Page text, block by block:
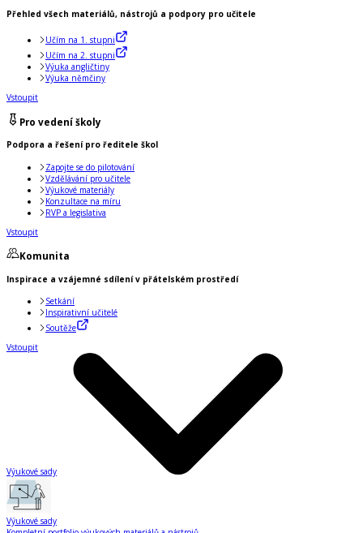
Přehled všech materiálů, nástrojů a podpory pro učitele
Učím na 1. stupni
Učím na 2. stupni
Výuka angličtiny
Výuka němčiny
Vstoupit
Pro vedení školy
Podpora a řešení pro ředitele škol
Zapojte se do pilotování
Vzdělávání pro učitele
Výukové materiály
Konzultace na míru
RVP a legislativa
Vstoupit
Komunita
Inspirace a vzájemné sdílení v přátelském prostředí
Setkání
Inspirativní učitelé
Soutěže
Vstoupit
Výukové sady
Výukové sady